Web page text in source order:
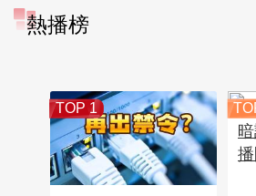
熱播榜
TOP 1